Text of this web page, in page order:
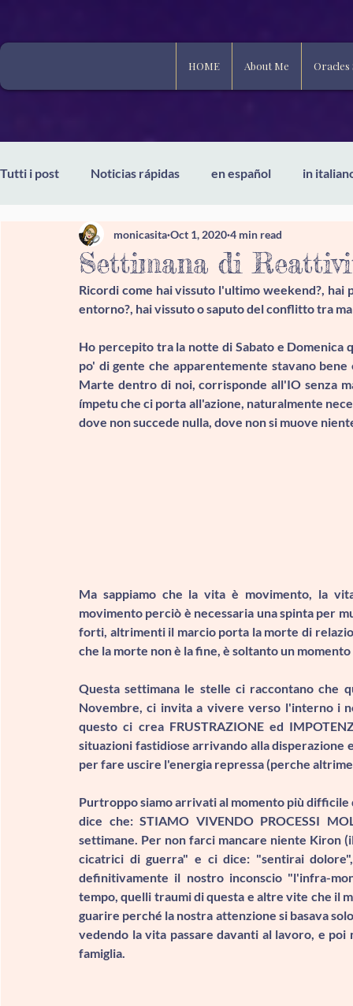
HOME About Me Oracles
Tutti i post Noticias rápidas en español in
Settimana di
monicasita Oct 1, 2020 4 min read
Ricordi come hai vissuto l'ultimo weekend?, hai
entorno?, hai vissuto o saputo del conflitto tra
Ho percepito tra la notte di Sabato e Domenica
po' di gente che apparentemente stavano
Marte dentro di noi, corrisponde all'IO senza
ímpetu che ci porta all'azione, naturalmente
dove non succede nulla, dove non si muove
Ma sappiamo che la vita è movimento, la
movimento perciò è necessaria una spinta per
forti, altrimenti il marcio porta la morte di
che la morte non è la fine, è soltanto un
Questa settimana le stelle ci raccontano che
Novembre, ci invita a vivere verso l'interno i
questo ci crea FRUSTRAZIONE ed
situazioni fastidiose arrivando alla disperazione
per fare uscire l'energia repressa (perche
Purtroppo siamo arrivati al momento più
dice che: STIAMO VIVENDO PROCESSI
settimane. Per non farci mancare niente Kiron
cicatrici di guerra" e ci dice: "sentirai dolore
definitivamente il nostro inconscio "l'infra-
tempo, quelli traumi di questa e altre vite che il
guarire perché la nostra attenzione si basava
vedendo la vita passare davanti al lavoro, e
famiglia.